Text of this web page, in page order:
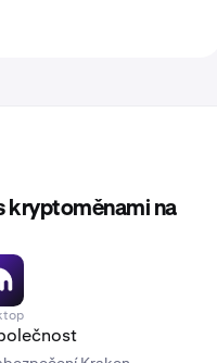
kryptoměnami na